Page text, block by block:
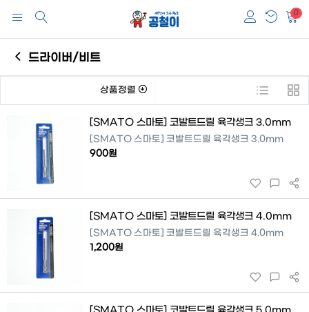
0
드라이버/비트
상품정렬
[SMATO 스마토] 코발트드릴 육각생크 3.0mm
[SMATO 스마토] 코발트드릴 육각생크 3.0mm
900원
[SMATO 스마토] 코발트드릴 육각생크 4.0mm
[SMATO 스마토] 코발트드릴 육각생크 4.0mm
1,200원